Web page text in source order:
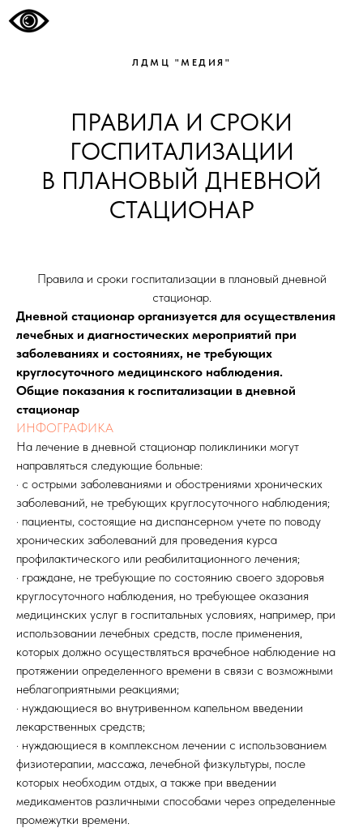
ЛДМЦ "МЕДИЯ"
ПРАВИЛА И СРОКИ
ГОСПИТАЛИЗАЦИИ
В ПЛАНОВЫЙ ДНЕВНОЙ
СТАЦИОНАР
Правила и сроки госпитализации в плановый дневной
стационар.
Дневной стационар организуется для осуществления
лечебных и диагностических мероприятий при
заболеваниях и состояниях, не требующих
круглосуточного медицинского наблюдения.
Общие показания к госпитализации в дневной
стационар
ИНФОГРАФИКА
На лечение в дневной стационар поликлиники могут
направляться следующие больные:
· с острыми заболеваниями и обострениями хронических
заболеваний, не требующих круглосуточного наблюдения;
· пациенты, состоящие на диспансерном учете по поводу
хронических заболеваний для проведения курса
профилактического или реабилитационного лечения;
· граждане, не требующие по состоянию своего здоровья
круглосуточного наблюдения, но требующее оказания
медицинских услуг в госпитальных условиях, например, при
использовании лечебных средств, после применения,
которых должно осуществляться врачебное наблюдение на
протяжении определенного времени в связи с возможными
неблагоприятными реакциями;
· нуждающиеся во внутривенном капельном введении
лекарственных средств;
· нуждающиеся в комплексном лечении с использованием
физиотерапии, массажа, лечебной физкультуры, после
которых необходим отдых, а также при введении
медикаментов различными способами через определенные
промежутки времени.